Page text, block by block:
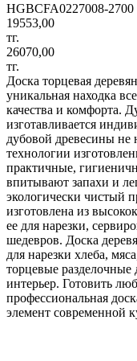
HGBCFA0227008-2700
19553,00
тг.
26070,00
тг.
Доска торцевая
уникальная находка
качества и комфорта.
изготавливается
дубовой древесины не
технологии
практичные,
впитывают запахи и
экологически чистый
изготовлена из
ее для нарезки,
шедевров. Доска
для нарезки хлеба,
торцевые
интерьер. Готовить
профессиональная
элемент современной